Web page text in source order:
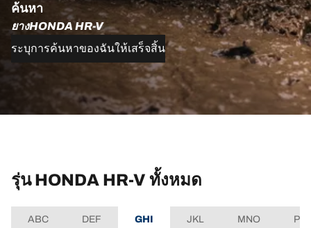
ค้นหา
ยางHONDA HR-V
ระบุการค้นหาของฉันให้เสร็จสิ้น
รุ่น HONDA HR-V ทั้งหมด
ABC DEF GHI JKL MNO